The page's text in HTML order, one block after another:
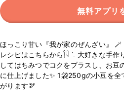
無料アプリ
ほっこり甘い『我が家のぜんざい』
レシピはこちらから𓌉𓇋 ˊ˗ 大好きな手
してはちみつでコクをプラスし、お豆
に仕上げました✨️ 1袋250gの小豆を
がります🫘